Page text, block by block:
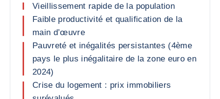
Vieillissement rapide de la population
Faible productivité et qualification de la
main d’œuvre
Pauvreté et inégalités persistantes (4ème
pays le plus inégalitaire de la zone euro en
2024)
Crise du logement : prix immobiliers